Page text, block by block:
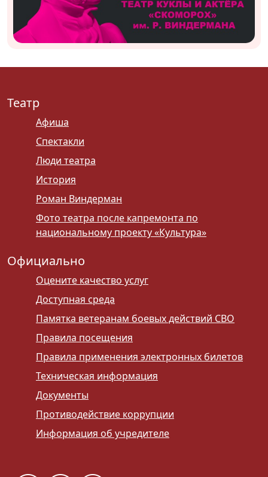
Театр
Афиша
Спектакли
Люди театра
История
Роман Виндерман
Фото театра после капремонта по
национальному проекту «Культура»
Официально
Оцените качество услуг
Доступная среда
Памятка ветеранам боевых действий СВО
Правила посещения
Правила применения электронных билетов
Техническая информация
Документы
Противодействие коррупции
Информация об учредителе